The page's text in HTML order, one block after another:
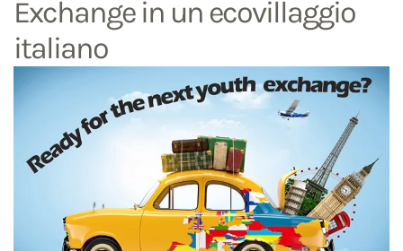
Exchange in un ecovillaggio
italiano